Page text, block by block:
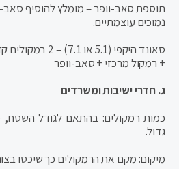
תוספת סאב-וופר – מומלץ להוסיף סאב-
נמוכים עוצמתיים.
+ רמקול מרכזי + סאב-וופר
ג. חדרי ישיבות ומשרדים
גדול.
מיקום: מקם את הרמקולים כך שיכסו